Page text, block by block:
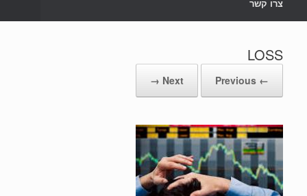
צרו קשר
LOSS
← Previous
Next →